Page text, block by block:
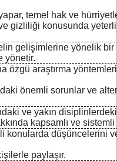
temel hak ve
gizliliği konusunda
gelişimlerine yönelik
yönetir.
özgü araştırma
önemli sorunlar ve
ve yakın
kapsamlı ve
konularda düşüncelerini
paylaşır.